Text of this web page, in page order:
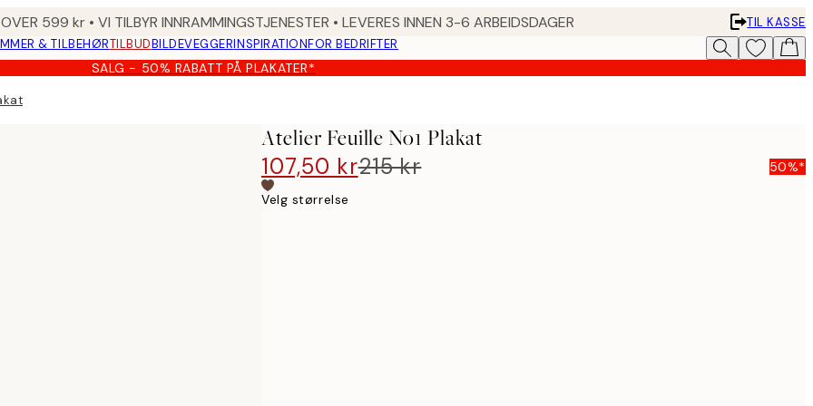
599 kr • VI TILBYR INNRAMMINGSTJENESTER • LEVERES INNEN 3-6 ARBEIDSDAGER
TIL KASSE
& TILBEHØRTILBUDBILDEVEGGERINSPIRATIONFOR BEDRIFTER
SALG - 50% RABATT PÅ PLAKATER*
Atelier Feuille No1 Plakat
107,50 kr215 kr 50%*
Velg størrelse